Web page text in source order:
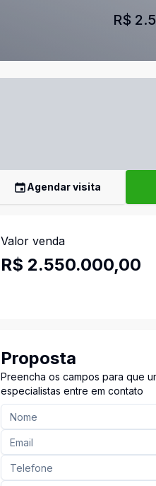
R$
Agendar visita
Valor venda
R$ 2.550.000,00
Proposta
Preencha os campos para que
especialistas entre em contato